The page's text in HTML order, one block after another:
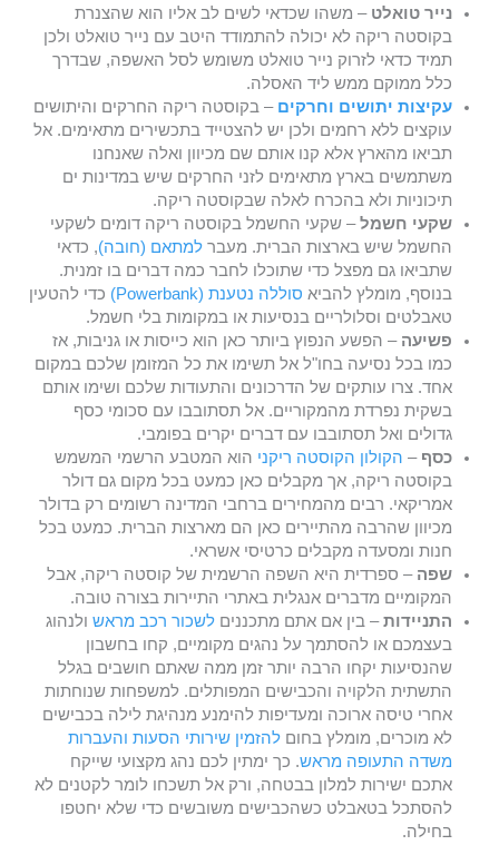
נייר טואלט – משהו שכדאי לשים לב אליו הוא שהצנרת
בקוסטה ריקה לא יכולה להתמודד היטב עם נייר טואלט ולכן
תמיד כדאי לזרוק נייר טואלט משומש לסל האשפה, שבדרך
כלל ממוקם ממש ליד האסלה.
עקיצות יתושים וחרקים – בקוסטה ריקה החרקים והיתושים
עוקצים ללא רחמים ולכן יש להצטייד בתכשירים מתאימים. אל
תביאו מהארץ אלא קנו אותם שם מכיוון ואלה שאנחנו
משתמשים בארץ מתאימים לזני החרקים שיש במדינות ים
תיכוניות ולא בהכרח לאלה שבקוסטה ריקה.
שקעי חשמל– שקעי החשמל בקוסטה ריקה דומים לשקעי
החשמל שיש בארצות הברית. מעברלמתאם (חובה), כדאי
שתביאו גם מפצל כדי שתוכלו לחבר כמה דברים בו זמנית.
בנוסף, מומלץ להביא סוללה נטענת (Powerbank)
כדי להטעין
טאבלטים וסלולריים בנסיעות או במקומות בלי חשמל.
פשיעה– הפשע הנפוץ ביותר כאן הוא כייסות או גניבות, אז
כמו בכל נסיעה בחו"ל אל תשימו את כל המזומן שלכם במקום
אחד. צרו עותקים של הדרכונים והתעודות שלכם ושימו אותם
בשקית נפרדת מהמקוריים. אל תסתובבו עם סכומי כסף
גדולים ואל תסתובבו עם דברים יקרים בפומבי.
כסף– הקולון הקוסטה ריקני הוא המטבע הרשמי המשמש
בקוסטה ריקה, אך מקבלים כאן כמעט בכל מקום גם דולר
אמריקאי. רבים מהמחירים ברחבי המדינה רשומים רק בדולר
מכיוון שהרבה מהתיירים כאן הם מארצות הברית. כמעט בכל
חנות ומסעדה מקבלים כרטיסי אשראי.
שפה– ספרדית היא השפה הרשמית של קוסטה ריקה, אבל
המקומיים מדברים אנגלית באתרי התיירות בצורה טובה.
התניידות– בין אם אתם מתכנניםלשכור רכב מראש ולנהוג
בעצמכם או להסתמך על נהגים מקומיים, קחו בחשבון
שהנסיעות יקחו הרבה יותר זמן ממה שאתם חושבים בגלל
התשתית הלקויה והכבישים המפותלים. למשפחות שנוחתות
אחרי טיסה ארוכה ומעדיפות להימנע מנהיגת לילה בכבישים
לא מוכרים, מומלץ בחוםלהזמין שירותי הסעות והעברות
משדה התעופה מראש. כך ימתין לכם נהג מקצועי שייקח
אתכם ישירות למלון בבטחה, ורק אל תשכחו לומר לקטנים לא
להסתכל בטאבלט כשהכבישים משובשים כדי שלא יחטפו
בחילה.